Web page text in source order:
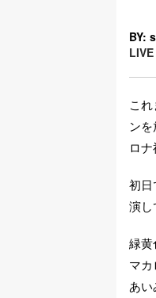
BY:
こ
ン
ロ
初日
演し
緑黄
マ
あ